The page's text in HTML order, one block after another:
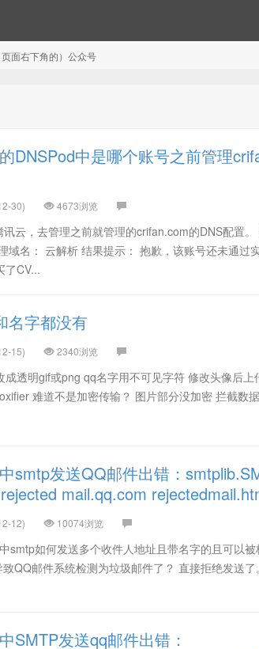
面右下角的）公众号
DNSPod中是哪个账号之前管理
30) 4673浏览
云，去管理之前就管理的crifan.com的DNS配置
域名： 云解析 结果提示： 抱歉，该账号还未通过
了CV...
名字都没有
15) 2340浏览
透明gif或png qq名字用不可见字符 修改头像后
难道不是加密传输？ 图片部分没加密 拦截数
smtp发送QQ邮件出错：
mail.qq.com
12) 10074浏览
smtp如何发送多个收件人地址且带名字的且可以
QQ邮件系统检测为垃圾邮件了？ 直接拒绝发送
SMTP发送qq邮件出错：